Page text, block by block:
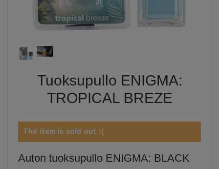
Tuoksupullo ENIGMA:
TROPICAL BREZE
The item is sold out :(
Auton tuoksupullo ENIGMA: BLACK